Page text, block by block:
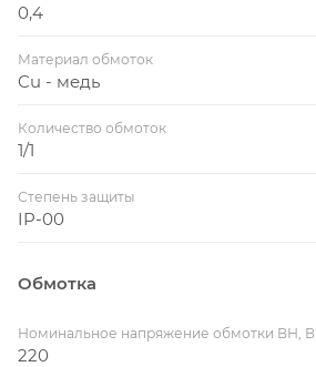
0,4
Материал обмоток
Cu - медь
Количество обмоток
1/1
Степень защиты
IP-00
Обмотка
Номинальное напряжение обмотки ВН, В
220